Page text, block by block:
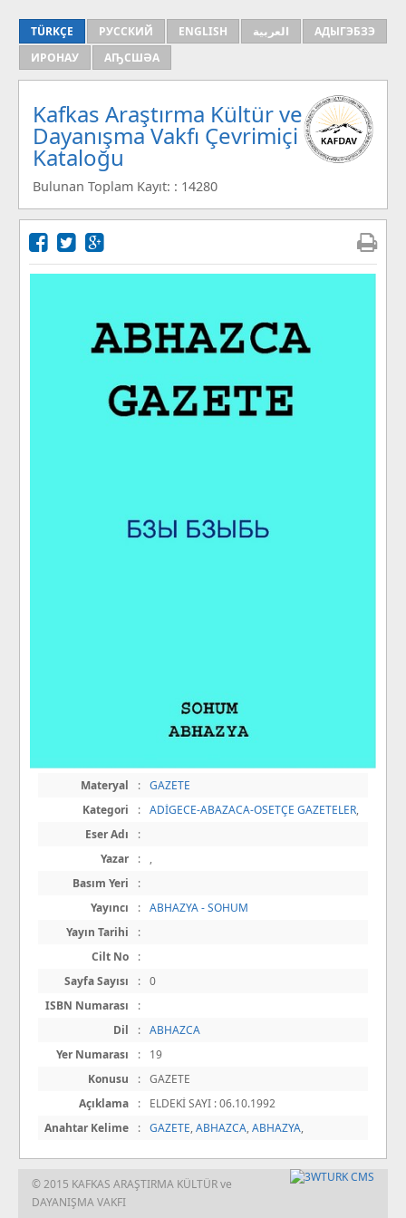
TÜRKÇE РУССКИЙ ENGLISH العربية
АДЫГЭБЗЭ
ИРОНАУ
АҦСШӘА
Kafkas Araştırma Kültür ve
Dayanışma Vakfı Çevrimiçi
Kataloğu
Bulunan Toplam Kayıt: : 14280
Materyal : GAZETE
Kategori
: ADİGECE-ABAZACA-OSETÇE GAZETELER,
Eser Adı
:
Yazar
:
,
Basım Yeri
:
Yayıncı
: ABHAZYA - SOHUM
Yayın Tarihi
:
Cilt No
:
Sayfa Sayısı
: 0
ISBN Numarası
:
Dil
: ABHAZCA
Yer Numarası
:
19
Konusu
: GAZETE
Açıklama
:
ELDEKİ SAYI : 06.10.1992
Anahtar Kelime
: GAZETE,ABHAZCA,ABHAZYA,
© 2015 KAFKAS ARAŞTIRMA KÜLTÜR ve
DAYANIŞMA VAKFI